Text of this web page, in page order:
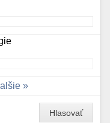
Hlasovať